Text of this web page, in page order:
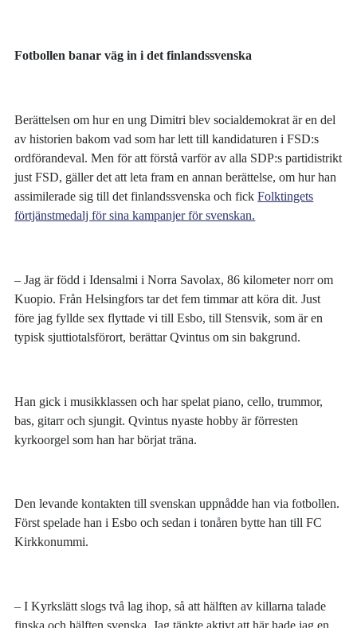
Fotbollen banar väg in i det finlandssvenska
Berättelsen om hur en ung Dimitri blev socialdemokrat är en del
av historien bakom vad som har lett till kandidaturen i FSD:s
ordförandeval. Men för att förstå varför av alla SDP:s partidistrikt
just FSD, gäller det att leta fram en annan berättelse, om hur han
assimilerade sig till det finlandssvenska och fickFolktingets
förtjänstmedalj för sina kampanjer för svenskan.
– Jag är född i Idensalmi i Norra Savolax, 86 kilometer norr om
Kuopio. Från Helsingfors tar det fem timmar att köra dit. Just
före jag fyllde sex flyttade vi till Esbo, till Stensvik, som är en
typisk sjuttiotalsförort, berättar Qvintus om sin bakgrund.
Han gick i musikklassen och har spelat piano, cello, trummor,
bas, gitarr och sjungit. Qvintus nyaste hobby är förresten
kyrkoorgel som han har börjat träna.
Den levande kontakten till svenskan uppnådde han via fotbollen.
Först spelade han i Esbo och sedan i tonåren bytte han till FC
Kirkkonummi.
– I Kyrkslätt slogs två lag ihop, så att hälften av killarna talade